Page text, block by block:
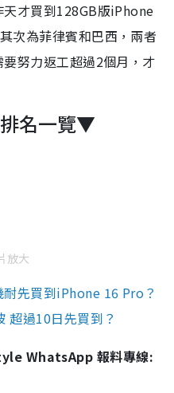
才買到128GB版iPhone
次為菲律賓和巴西，兩者
努力返工超過2個月，才
名一覽▼
放大
先買到iPhone 16 Pro？
超過10日先買到？
WhatsApp 報料專線: